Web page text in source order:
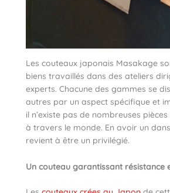
Les couteaux japonais Masakage
biens travaillés dans des ateliers
experts. Chacune des gammes se
autres par un aspect spécifique et
il n’existe pas de nombreuses
à travers le monde. En avoir un
revient à être un privilégié.
Un couteau garantissant résistance